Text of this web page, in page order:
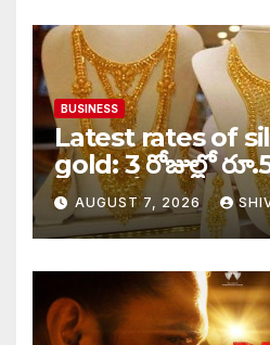
BUSINESS
Latest rates of
gold: 3 రోజుల్లో
తులం గోల్డ్…
AUGUST 7, 2026